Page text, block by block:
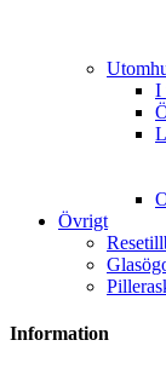
I
Övrigt
Information